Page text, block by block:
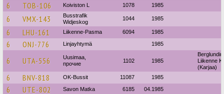
6 TOB-106 Koiviston L 1078 1985
6 VMX-143
Busstrafik
Widjeskog
1044 1985
6 LHU-161 Liikenne-Pasma 6094 1985
6 ONJ-776 Linjayhtymä 1985
6 UTA-556
Uusimaa,
прочие
1102 1985
Berglundin
Liikenne
(Karjaa)
6 BNV-818 OK-Bussit 11087 1985
6 UTE-802 Savon Matka 6185 04.1985